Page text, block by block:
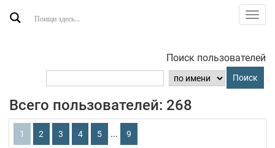
Поиск пользователей
Поиск
Всего пользователей: 268
1 2 3 4 5 ... 9